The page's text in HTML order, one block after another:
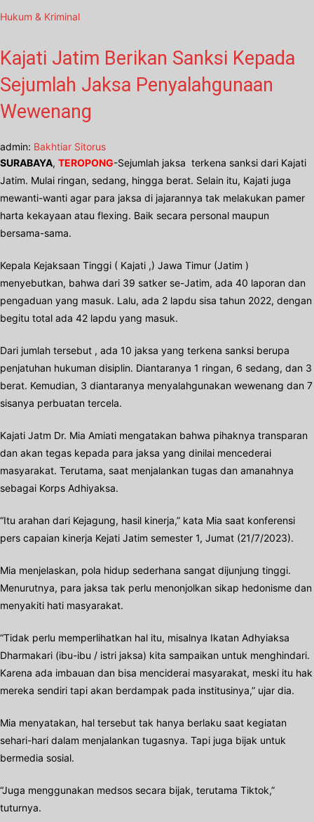
Hukum & Kriminal
Kajati Jatim Berikan Sanksi Kepada
Sejumlah Jaksa Penyalahgunaan
Wewenang
admin: Bakhtiar Sitorus
SURABAYA, TEROPONG-Sejumlah jaksa terkena sanksi dari Kajati
Jatim. Mulai ringan, sedang, hingga berat. Selain itu, Kajati juga
mewanti-wanti agar para jaksa di jajarannya tak melakukan pamer
harta kekayaan atau flexing. Baik secara personal maupun
bersama-sama.
Kepala Kejaksaan Tinggi ( Kajati ,) Jawa Timur (Jatim )
menyebutkan, bahwa dari 39 satker se-Jatim, ada 40 laporan dan
pengaduan yang masuk. Lalu, ada 2 lapdu sisa tahun 2022, dengan
begitu total ada 42 lapdu yang masuk.
Dari jumlah tersebut , ada 10 jaksa yang terkena sanksi berupa
penjatuhan hukuman disiplin. Diantaranya 1 ringan, 6 sedang, dan 3
berat. Kemudian, 3 diantaranya menyalahgunakan wewenang dan 7
sisanya perbuatan tercela.
Kajati Jatm Dr. Mia Amiati mengatakan bahwa pihaknya transparan
dan akan tegas kepada para jaksa yang dinilai mencederai
masyarakat. Terutama, saat menjalankan tugas dan amanahnya
sebagai Korps Adhiyaksa.
“Itu arahan dari Kejagung, hasil kinerja,” kata Mia saat konferensi
pers capaian kinerja Kejati Jatim semester 1, Jumat (21/7/2023).
Mia menjelaskan, pola hidup sederhana sangat dijunjung tinggi.
Menurutnya, para jaksa tak perlu menonjolkan sikap hedonisme dan
menyakiti hati masyarakat.
“Tidak perlu memperlihatkan hal itu, misalnya Ikatan Adhyiaksa
Dharmakari (ibu-ibu / istri jaksa) kita sampaikan untuk menghindari.
Karena ada imbauan dan bisa menciderai masyarakat, meski itu hak
mereka sendiri tapi akan berdampak pada institusinya,” ujar dia.
Mia menyatakan, hal tersebut tak hanya berlaku saat kegiatan
sehari-hari dalam menjalankan tugasnya. Tapi juga bijak untuk
bermedia sosial.
“Juga menggunakan medsos secara bijak, terutama Tiktok,”
tuturnya.